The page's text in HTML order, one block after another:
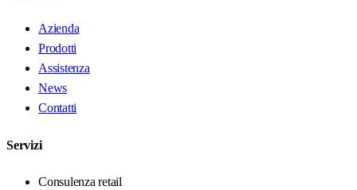
Azienda
Prodotti
Assistenza
News
Contatti
Servizi
Consulenza retail